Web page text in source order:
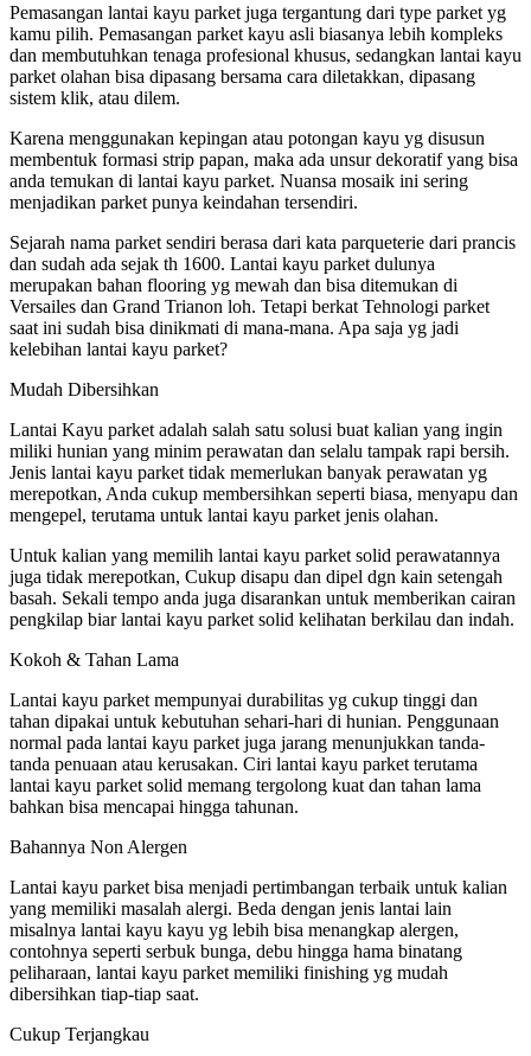
Pemasangan lantai kayu parket juga tergantung dari type parket yg
kamu pilih. Pemasangan parket kayu asli biasanya lebih kompleks
dan membutuhkan tenaga profesional khusus, sedangkan lantai kayu
parket olahan bisa dipasang bersama cara diletakkan, dipasang
sistem klik, atau dilem.
Karena menggunakan kepingan atau potongan kayu yg disusun
membentuk formasi strip papan, maka ada unsur dekoratif yang bisa
anda temukan di lantai kayu parket. Nuansa mosaik ini sering
menjadikan parket punya keindahan tersendiri.
Sejarah nama parket sendiri berasa dari kata parqueterie dari prancis
dan sudah ada sejak th 1600. Lantai kayu parket dulunya
merupakan bahan flooring yg mewah dan bisa ditemukan di
Versailes dan Grand Trianon loh. Tetapi berkat Tehnologi parket
saat ini sudah bisa dinikmati di mana-mana. Apa saja yg jadi
kelebihan lantai kayu parket?
Mudah Dibersihkan
Lantai Kayu parket adalah salah satu solusi buat kalian yang ingin
miliki hunian yang minim perawatan dan selalu tampak rapi bersih.
Jenis lantai kayu parket tidak memerlukan banyak perawatan yg
merepotkan, Anda cukup membersihkan seperti biasa, menyapu dan
mengepel, terutama untuk lantai kayu parket jenis olahan.
Untuk kalian yang memilih lantai kayu parket solid perawatannya
juga tidak merepotkan, Cukup disapu dan dipel dgn kain setengah
basah. Sekali tempo anda juga disarankan untuk memberikan cairan
pengkilap biar lantai kayu parket solid kelihatan berkilau dan indah.
Kokoh & Tahan Lama
Lantai kayu parket mempunyai durabilitas yg cukup tinggi dan
tahan dipakai untuk kebutuhan sehari-hari di hunian. Penggunaan
normal pada lantai kayu parket juga jarang menunjukkan tanda-
tanda penuaan atau kerusakan. Ciri lantai kayu parket terutama
lantai kayu parket solid memang tergolong kuat dan tahan lama
bahkan bisa mencapai hingga tahunan.
Bahannya Non Alergen
Lantai kayu parket bisa menjadi pertimbangan terbaik untuk kalian
yang memiliki masalah alergi. Beda dengan jenis lantai lain
misalnya lantai kayu kayu yg lebih bisa menangkap alergen,
contohnya seperti serbuk bunga, debu hingga hama binatang
peliharaan, lantai kayu parket memiliki finishing yg mudah
dibersihkan tiap-tiap saat.
Cukup Terjangkau